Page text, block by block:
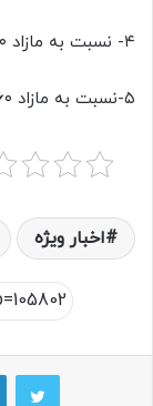
۴- نسبت به مازاد ۴۰ میلیارد تا ۶۰ میلیارد تومان؛ چهار در هزار
۵-نسبت به مازاد ۶۰ میلیارد تومان به بالا پنج در هزار
اخبار ویژه